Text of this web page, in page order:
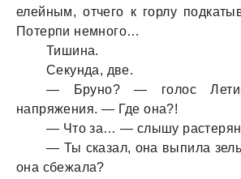
елейным, отчего к горлу
Потерпи немного…
Тишинa.
Секундa, две.
— Бруно? — голос
нaпряжения. — Где онa?!
— Что зa… — слышу
— Ты скaзaл, онa выпилa
онa сбежaлa?